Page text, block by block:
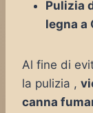
Pulizia
legna a
Al fine di
la pulizia ,
canna